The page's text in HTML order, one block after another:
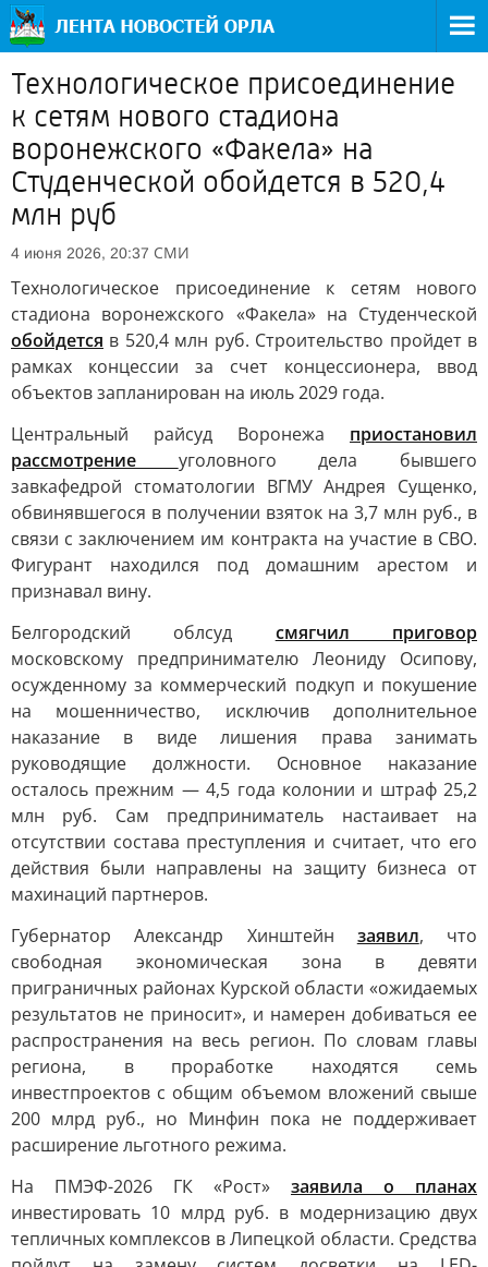
Технологическое присоединение
к сетям нового стадиона
воронежского «Факела» на
Студенческой обойдется в 520,4
млн руб
4 июня 2026, 20:37 СМИ
Технологическое присоединение к сетям нового
стадиона воронежского «Факела» на Студенческой
обойдется в 520,4 млн руб. Строительство пройдет в
рамках концессии за счет концессионера, ввод
объектов запланирован на июль 2029 года.
Центральный райсуд Воронежа приостановил
рассмотрение уголовного дела бывшего
завкафедрой стоматологии ВГМУ Андрея Сущенко,
обвинявшегося в получении взяток на 3,7 млн руб., в
связи с заключением им контракта на участие в СВО.
Фигурант находился под домашним арестом и
признавал вину.
Белгородский облсуд смягчил приговор
московскому предпринимателю Леониду Осипову,
осужденному за коммерческий подкуп и покушение
на мошенничество, исключив дополнительное
наказание в виде лишения права занимать
руководящие должности. Основное наказание
осталось прежним — 4,5 года колонии и штраф 25,2
млн руб. Сам предприниматель настаивает на
отсутствии состава преступления и считает, что его
действия были направлены на защиту бизнеса от
махинаций партнеров.
Губернатор Александр Хинштейн заявил, что
свободная экономическая зона в девяти
приграничных районах Курской области «ожидаемых
результатов не приносит», и намерен добиваться ее
распространения на весь регион. По словам главы
региона, в проработке находятся семь
инвестпроектов с общим объемом вложений свыше
200 млрд руб., но Минфин пока не поддерживает
расширение льготного режима.
На ПМЭФ-2026 ГК «Рост» заявила о планах
инвестировать 10 млрд руб. в модернизацию двух
тепличных комплексов в Липецкой области. Средства